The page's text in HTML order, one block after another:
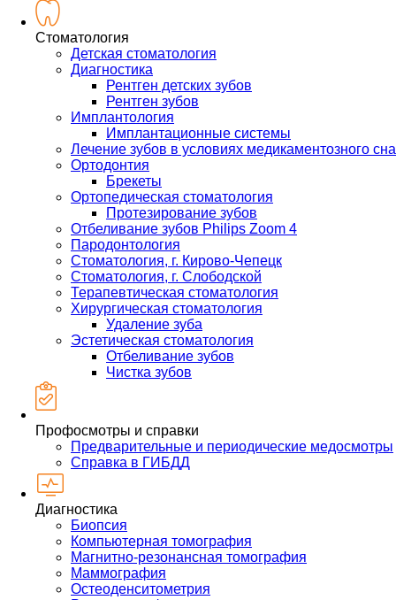
Стоматология
Детская стоматология
Диагностика
Рентген детских зубов
Рентген зубов
Имплантология
Имплантационные системы
Лечение зубов в условиях медикаментозного сна
Ортодонтия
Брекеты
Ортопедическая стоматология
Протезирование зубов
Отбеливание зубов Philips Zoom 4
Пародонтология
Стоматология, г. Кирово-Чепецк
Стоматология, г. Слободской
Терапевтическая стоматология
Хирургическая стоматология
Удаление зуба
Эстетическая стоматология
Отбеливание зубов
Чистка зубов
Профосмотры и справки
Предварительные и периодические медосмотры
Справка в ГИБДД
Диагностика
Биопсия
Компьютерная томография
Магнитно-резонансная томография
Маммография
Остеоденситометрия